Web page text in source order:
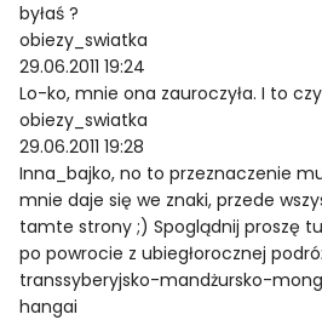
byłaś ?
obiezy_swiatka
29.06.2011 19:24
Lo-ko, mnie ona zauroczyła. I to
obiezy_swiatka
29.06.2011 19:28
Inna_bajko, no to przeznaczenie
mnie daje się we znaki, przede
tamte strony ;) Spoglądnij proszę
po powrocie z ubiegłorocznej
transsyberyjsko-mandżursko-
hangai